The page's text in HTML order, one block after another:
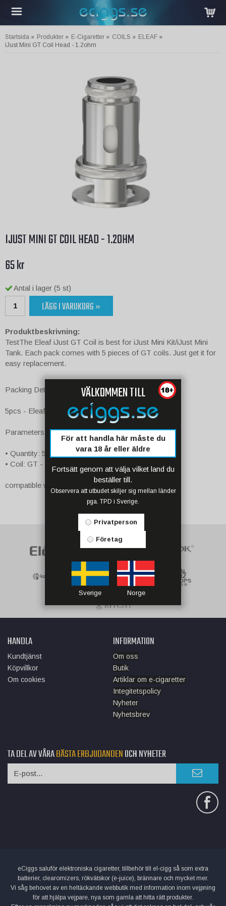
Startsida » Produkter » E-Cigaretter » COILS » ELEAF »
iJust Mini GT Coil Head - 1.2ohm
IJUST MINI GT COIL HEAD - 1.2OHM
65 kr
Antal i lager (5 st)
LÄGG I VARUKORG »
Produktbeskrivning:
TestThe Eleaf iJust GT Coil is best for iJust Mini Kit/iJust Mini
Tank. Each pack comes with 5 pieces of GT coils. Just get it for
easy replacement.
Packing Details:
5pcs - Eleaf iJust Mini GT Coil
Parameters:
• Quantity: 5pcs/pack
• Coil: GT - 1.2ohm
compatible with iJust Mini Kit/iJust Mini Tank
HANDLA
Kundtjänst
Köpvillkor
Om cookies
INFORMATION
Om oss
Butik
Artiklar om e-cigaretter
Integitetspolicy
Nyheter
Nyhetsbrev
TA DEL AV VÅRABÄSTA ERBJUDANDENOCH NYHETER
eCiggs saluför elektroniska cigaretter, tillbehör till el-cigg så som extra
batterier, clearomizers, rökvätskor (e-juice), brännare och mycket mer.
Vi såg behovet av en heltäckande webbutik med information inom vejpning
för att hjälpa vejpare, nya som gamla att hitta rätt produkter.
VÄLKOMMEN TILL
För att handla här måste du
vara 18 år eller äldre
Fortsätt genom att välja vilket land du
beställer till.
Observera att utbudet skiljer sig mellan länder
pga. TPD i Sverige.
Privatperson
Företag
Sverige Norge